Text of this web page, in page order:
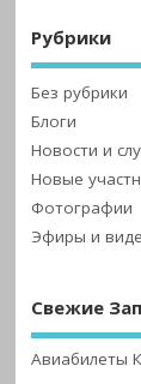
Рубрики
Без рубрики
Блоги
Новости и
Новые
Фотографии
Эфиры и
Свежие
Авиабилеты